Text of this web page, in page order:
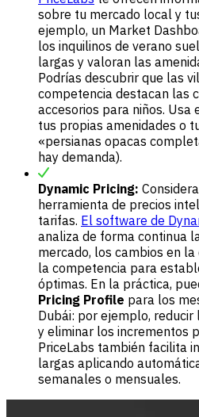
sobre tu mercado local y
ejemplo, un Market
los inquilinos de verano
largas y valoran las
Podrías descubrir que las
competencia destacan las
accesorios para niños.
tus propias amenidades o
«persianas opacas
hay demanda).
Dynamic Pricing:
herramienta de precios
tarifas. El software de
analiza de forma continua
mercado, los cambios en
la competencia para
óptimas. En la práctica,
Pricing Profile para los
Dubái: por ejemplo,
y eliminar los incrementos
PriceLabs también facilita
largas aplicando
semanales o mensuales.